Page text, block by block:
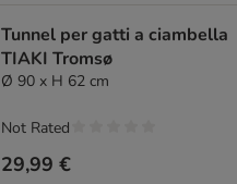
Tunnel per gatti a ciambella
TIAKI Tromsø
Ø 90 x H 62 cm
29,99 €
Not Rated